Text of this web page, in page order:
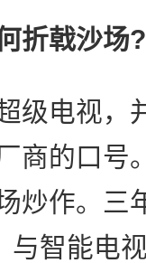
折戟沙场?
级电视，
商的口号
炒作。三
与智能电